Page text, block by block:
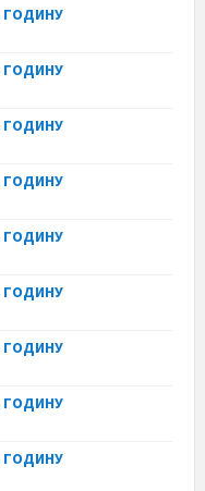
ГОДИНУ
ГОДИНУ
ГОДИНУ
ГОДИНУ
ГОДИНУ
ГОДИНУ
ГОДИНУ
ГОДИНУ
ГОДИНУ